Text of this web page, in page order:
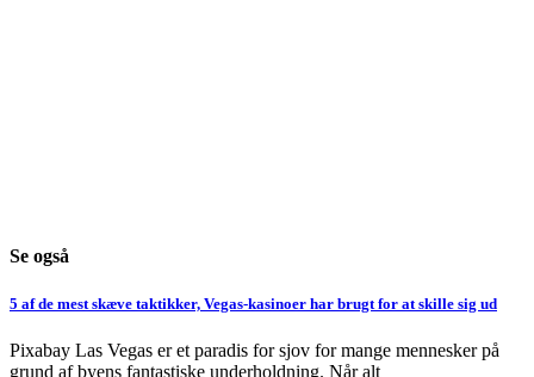
Se også
5 af de mest skæve taktikker, Vegas-kasinoer har brugt for at skille sig ud
Pixabay Las Vegas er et paradis for sjov for mange mennesker på
grund af byens fantastiske underholdning. Når alt